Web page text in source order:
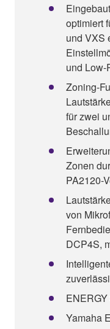
optimiert
und VXS
und Low-
Zoning-
für zwei
Zonen
PA2120-
von
DCP4S,
Yamaha